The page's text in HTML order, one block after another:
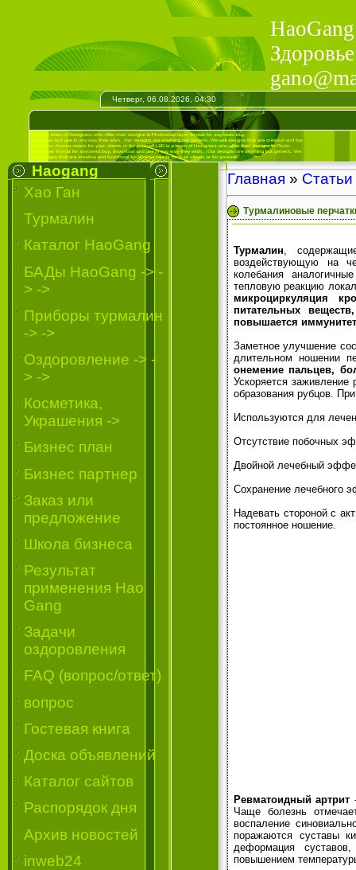
Четверг, 06.08.2026, 04:30
Haogang
Хао Ган
Турмалин
Каталог HaoGang
БАДы HaoGang -> -
> ->
Приборы турмалин
-> ->
Oздоровление -> -
> ->
Косметика,
Украшения ->
Бизнес план
Бизнес партнер
Заказ или
предложение
Школа бизнеса
Результат
применения Hao
Gang
Задачи
оздоровления
FAQ (вопрос/ответ)
вопрос
Гостевая книга
Доска объявлений
Каталог сайтов
Распорядок дня
Архив новостей
inweb24
Главная » Статьи
Турмалиновые
Турмалин ,
воздействующую на
колебания
тепловую реакцию
микроциркуляция
питательных
повышается
Заметное улучшение
длительном ношении
онемение пальцев,
Ускоряется
образования рубцов.
Ис­пользуются для
Отсутствие побочных
Двойной лечебный
Сохранение лечебного
Надевать стороной с
постоянное ношение.
Ревматоидный артрит
Чаще болезнь
воспаление
поражаются суставы
деформа­ция
повышением